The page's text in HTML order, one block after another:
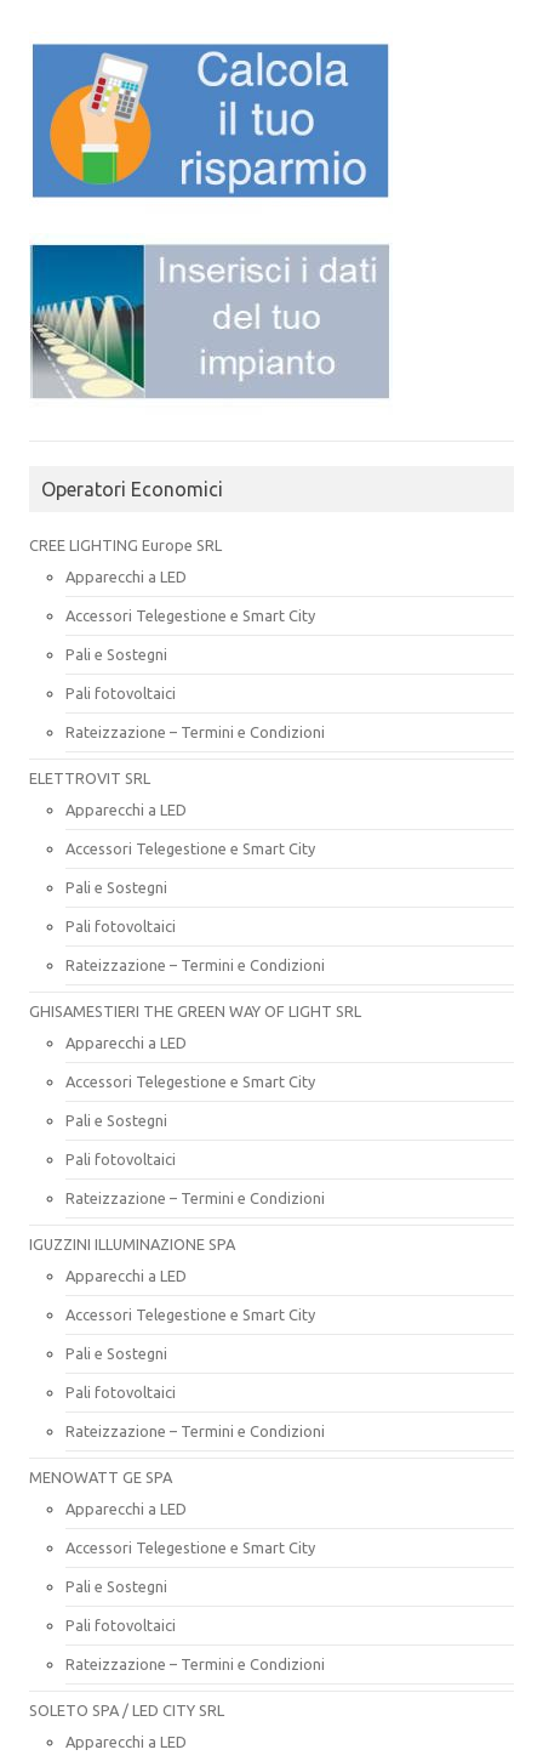
Operatori Economici
CREE LIGHTING Europe SRL
Apparecchi a LED
Accessori Telegestione e Smart City
Pali e Sostegni
Pali fotovoltaici
Rateizzazione – Termini e Condizioni
ELETTROVIT SRL
Apparecchi a LED
Accessori Telegestione e Smart City
Pali e Sostegni
Pali fotovoltaici
Rateizzazione – Termini e Condizioni
GHISAMESTIERI THE GREEN WAY OF LIGHT SRL
Apparecchi a LED
Accessori Telegestione e Smart City
Pali e Sostegni
Pali fotovoltaici
Rateizzazione – Termini e Condizioni
IGUZZINI ILLUMINAZIONE SPA
Apparecchi a LED
Accessori Telegestione e Smart City
Pali e Sostegni
Pali fotovoltaici
Rateizzazione – Termini e Condizioni
MENOWATT GE SPA
Apparecchi a LED
Accessori Telegestione e Smart City
Pali e Sostegni
Pali fotovoltaici
Rateizzazione – Termini e Condizioni
SOLETO SPA / LED CITY SRL
Apparecchi a LED